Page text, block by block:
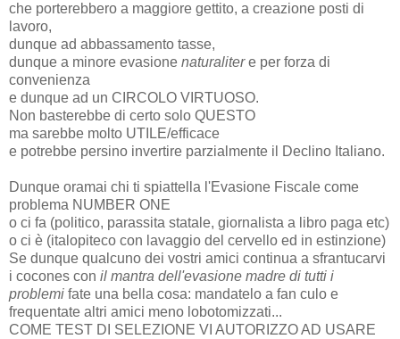
che porterebbero a maggiore gettito, a creazione posti di
lavoro,
dunque ad abbassamento tasse,
dunque a minore evasione naturalitere per forza di
convenienza
e dunque ad un CIRCOLO VIRTUOSO.
Non basterebbe di certo solo QUESTO
ma sarebbe molto UTILE/efficace
e potrebbe persino invertire parzialmente il Declino Italiano.
Dunque oramai chi ti spiattella l'Evasione Fiscale come
problema NUMBER ONE
o ci fa (politico, parassita statale, giornalista a libro paga etc)
o ci è (italopiteco con lavaggio del cervello ed in estinzione)
Se dunque qualcuno dei vostri amici continua a sfrantucarvi
i cocones con il mantra dell'evasione madre di tutti i
problemi fate una bella cosa: mandatelo a fan culo e
frequentate altri amici meno lobotomizzati...
COME TEST DI SELEZIONE VI AUTORIZZO AD USARE